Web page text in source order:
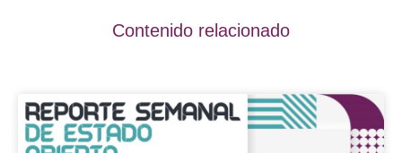
Contenido relacionado